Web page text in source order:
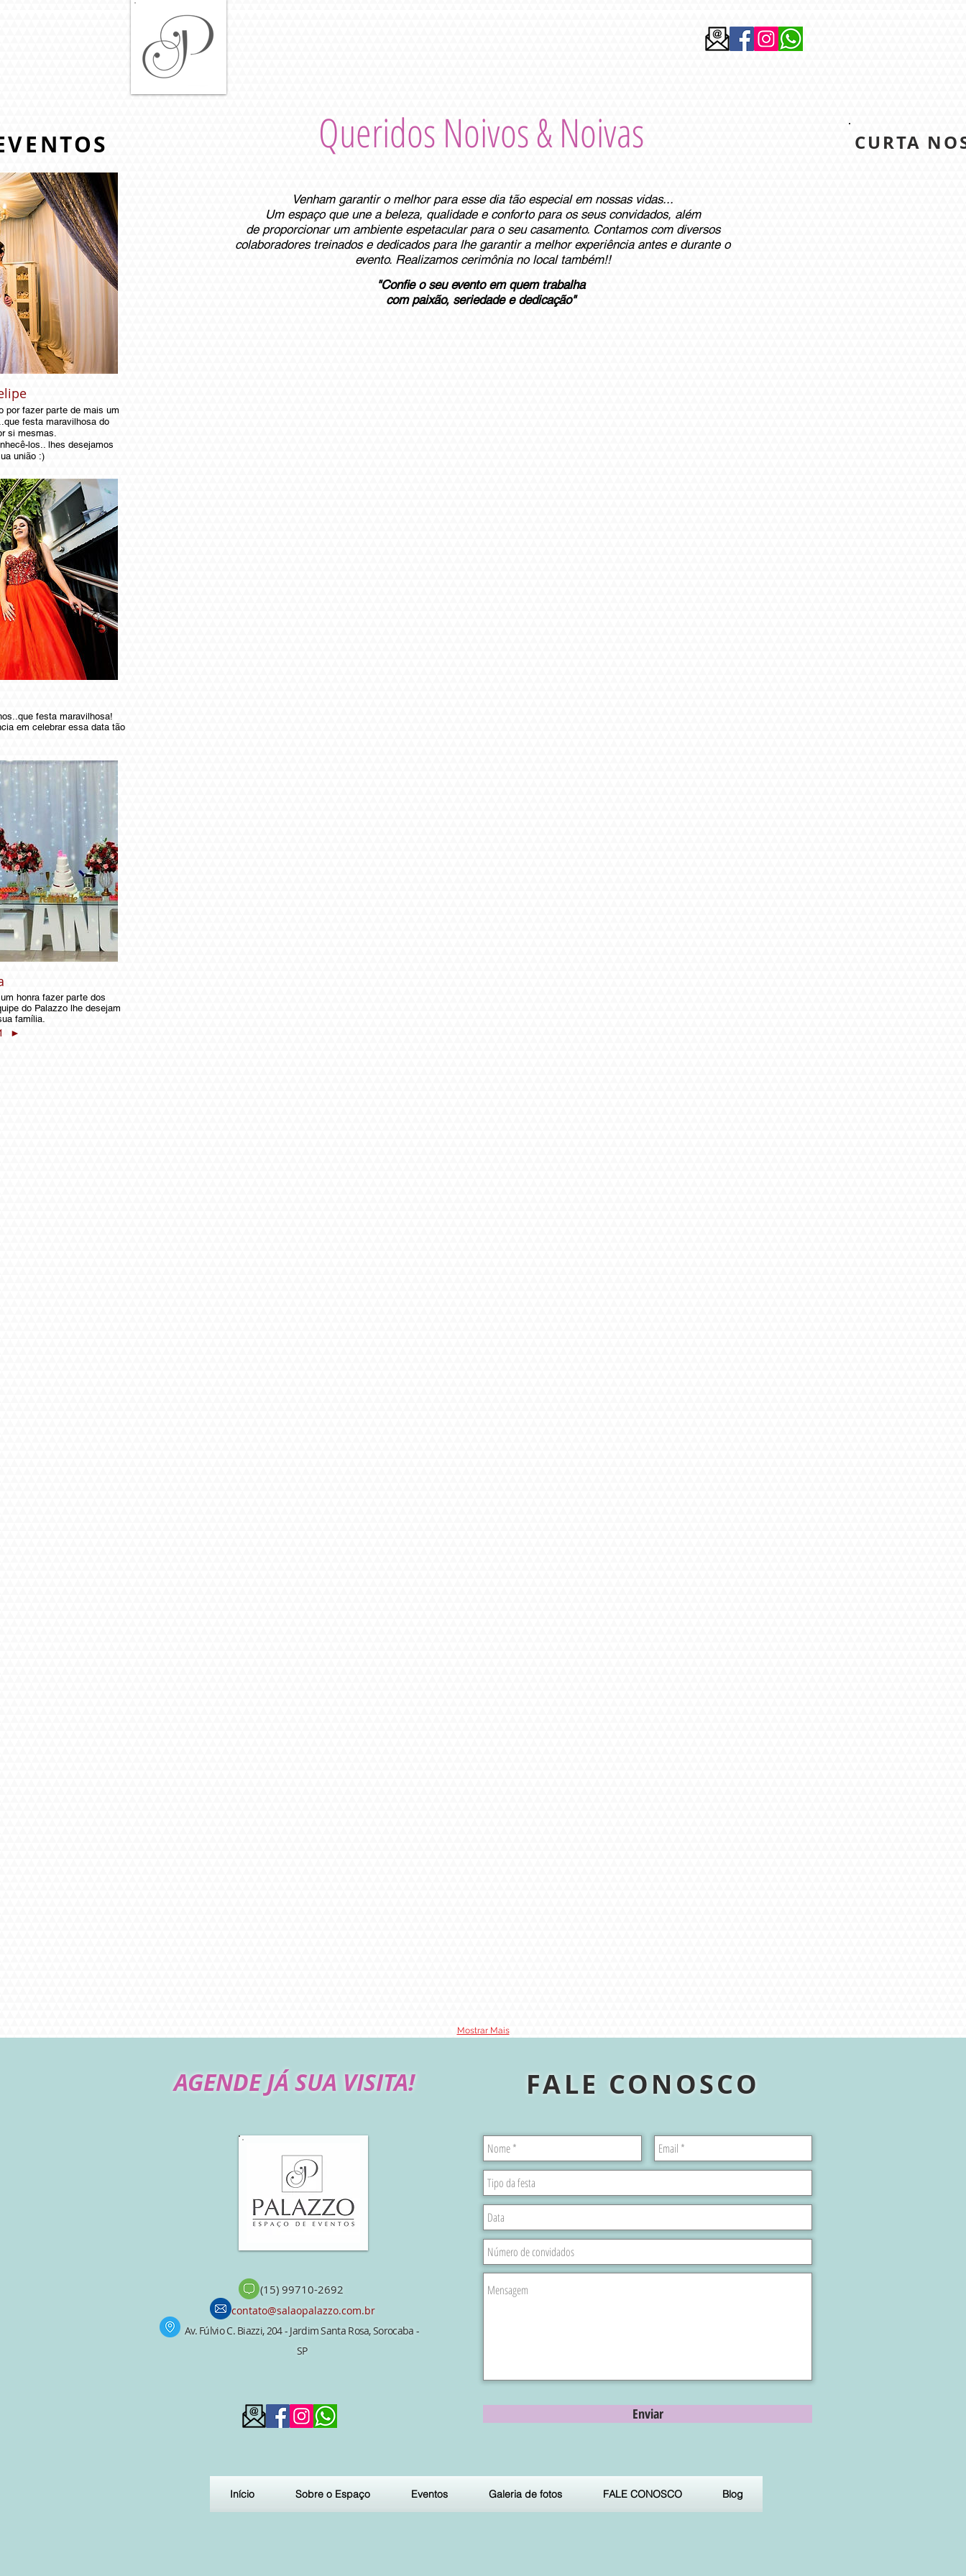
por fazer parte de mais um
festa maravilhosa do
si mesmas.
los.. lhes desejamos
união :)
festa maravilhosa!
em celebrar essa data tão
honra fazer parte dos
do Palazzo lhe desejam
família.
►
Queridos Noivos & Noivas
Venham garantir o melhor para esse dia tão especial em nossas vidas...
Um espaço que une a beleza, qualidade e conforto para os seus convidados, além
de proporcionar um ambiente espetacular para o seu casamento. Contamos com diversos
colaboradores treinados e dedicados para lhe garantir a melhor experiência antes e durante o
evento. Realizamos cerimônia no local também!!
"Confie o seu evento em quem trabalha
com paixão, seriedade e dedicação"
Mostrar Mais
CURTA
AGENDE JÁ SUA VISITA! FALE CONOSCO
(15) 99710-2692
contato@salaopalazzo.com.br
Av. Fúlvio C. Biazzi, 204 - Jardim Santa Rosa, Sorocaba -
SP
Enviar
Início Sobre o Espaço Eventos Galeria de fotos FALE CONOSCO Blog